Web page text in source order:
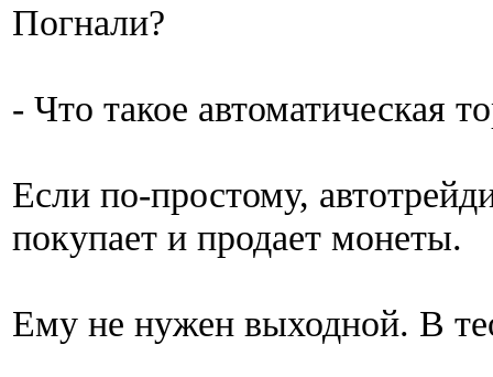
Погнали?
- Что такое автоматическая
Если по-простому,
покупает и продает монеты.
Ему не нужен выходной. В